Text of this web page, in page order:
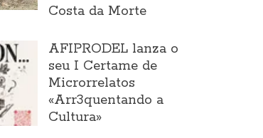
Costa da Morte
AFIPRODEL lanza o
seu I Certame de
Microrrelatos
«Arr3quentando a
Cultura»